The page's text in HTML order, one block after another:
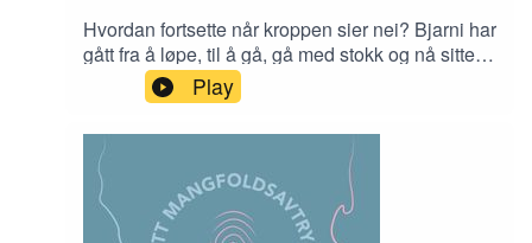
Hvordan fortsette når kroppen sier nei? Bjarni har
gått fra å løpe, til å gå, gå med stokk og nå sitte i
rullestol. Han fikk diagnosen MS men var lenge
aktiv i arbeidslivet som økonom.Bjarni viser
hvilke kvaliteter arbeidsgiveren hans hadde, noe
som ga han motivasjon og lyst til å fortsette å
jobbe til tross for hans funksjonsnedsettelser.
Like viktig var hans holdninger og mentalitet for å
klare å levere på topp og fortsette å lykkes.
Play